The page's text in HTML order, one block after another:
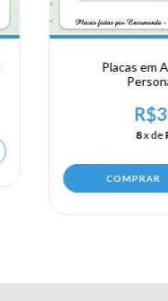
Placas em
8x de
COMPRAR